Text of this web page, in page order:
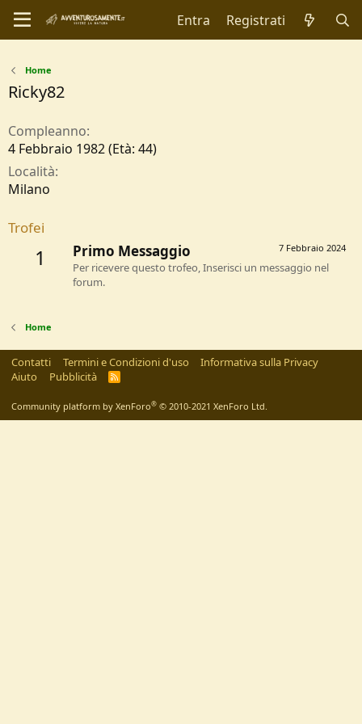
Entra Registrati
Home
Ricky82
Compleanno
4 Febbraio 1982 (Età: 44)
Località
Milano
Trofei
1 7 Febbraio 2024
Primo Messaggio
Per ricevere questo trofeo, Inserisci un messaggio nel
forum.
Home
Contatti Termini e Condizioni d'uso
Informativa sulla Privacy
Aiuto
Pubblicità
R
Community platform by XenForo® © 2010-2021 XenForo Ltd.